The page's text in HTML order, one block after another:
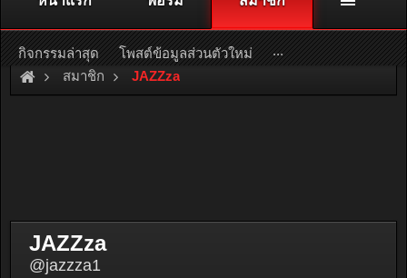
ติดต่อลงโฆษณา racingweb@gmail.comหรือโทร. 081-811-1138
หรืออ่านรายละเอียดเพิ่มเติม คลิกที่นี่
สมาชิก JAZZza
JAZZza
@jazzza1
กิจกรรมล่าสุด โพสต์ข้อมูลส่วนตัวใหม่ ...